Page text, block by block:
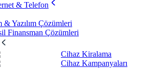
& Telefon
& Yazılım Çözümleri
Finansman Çözümleri
Cihaz Kiralama
Cihaz Kampanyaları